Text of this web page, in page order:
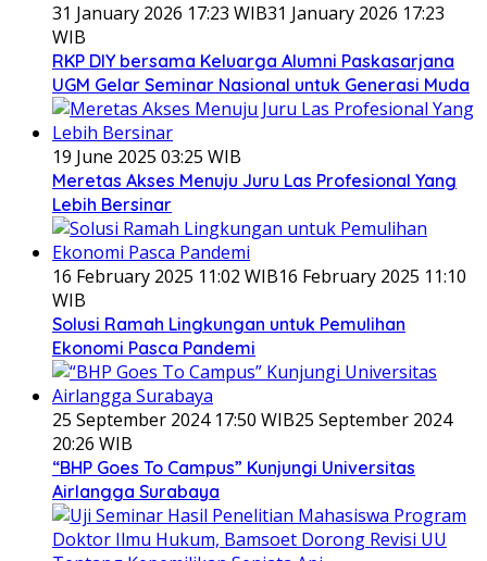
31 January 2026 17:23 WIB31 January 2026 17:23
WIB
RKP DIY bersama Keluarga Alumni Paskasarjana
UGM Gelar Seminar Nasional untuk Generasi Muda
19 June 2025 03:25 WIB
Meretas Akses Menuju Juru Las Profesional Yang
Lebih Bersinar
16 February 2025 11:02 WIB16 February 2025 11:10
WIB
Solusi Ramah Lingkungan untuk Pemulihan
Ekonomi Pasca Pandemi
25 September 2024 17:50 WIB25 September 2024
20:26 WIB
“BHP Goes To Campus” Kunjungi Universitas
Airlangga Surabaya